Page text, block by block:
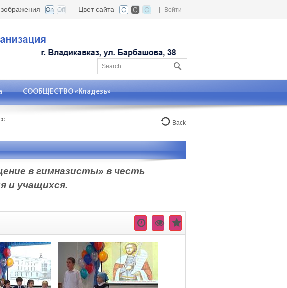
Войти
Цвет сайта
СООБЩЕСТВО «Кладезь»
Back
в гимназисты» в честь
и учащихся.